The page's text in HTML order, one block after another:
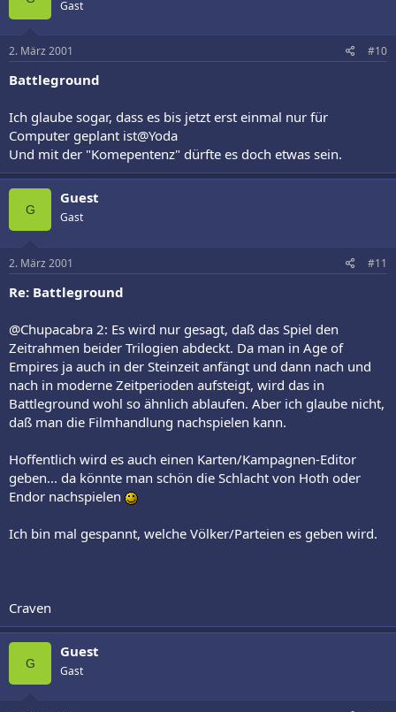
Gast
2. März 2001 #10
Battleground
Ich glaube sogar, dass es bis jetzt erst einmal nur für
Computer geplant ist@Yoda
Und mit der "Komepentenz" dürfte es doch etwas sein.
G
Guest
Gast
2. März 2001 #11
Re: Battleground
@Chupacabra 2: Es wird nur gesagt, daß das Spiel den
Zeitrahmen beider Trilogien abdeckt. Da man in Age of
Empires ja auch in der Steinzeit anfängt und dann nach und
nach in moderne Zeitperioden aufsteigt, wird das in
Battleground wohl so ähnlich ablaufen. Aber ich glaube nicht,
daß man die Filmhandlung nachspielen kann.
Hoffentlich wird es auch einen Karten/Kampagnen-Editor
geben... da könnte man schön die Schlacht von Hoth oder
Endor nachspielen
Ich bin mal gespannt, welche Völker/Parteien es geben wird.
Craven
G
Guest
Gast